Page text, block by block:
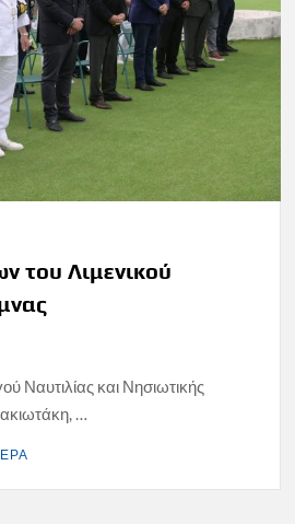
του Λιμενικού
Ναυτιλίας και Νησιωτικής
…